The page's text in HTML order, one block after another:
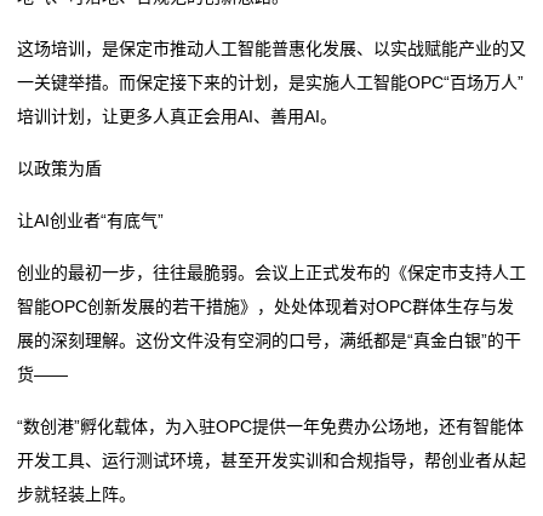
这场培训，是保定市推动人工智能普惠化发展、以实战赋能产业的又
一关键举措。而保定接下来的计划，是实施人工智能OPC“百场万人”
培训计划，让更多人真正会用AI、善用AI。
以政策为盾
让AI创业者“有底气”
创业的最初一步，往往最脆弱。会议上正式发布的《保定市支持人工
智能OPC创新发展的若干措施》，处处体现着对OPC群体生存与发
展的深刻理解。这份文件没有空洞的口号，满纸都是“真金白银”的干
货——
“数创港”孵化载体，为入驻OPC提供一年免费办公场地，还有智能体
开发工具、运行测试环境，甚至开发实训和合规指导，帮创业者从起
步就轻装上阵。